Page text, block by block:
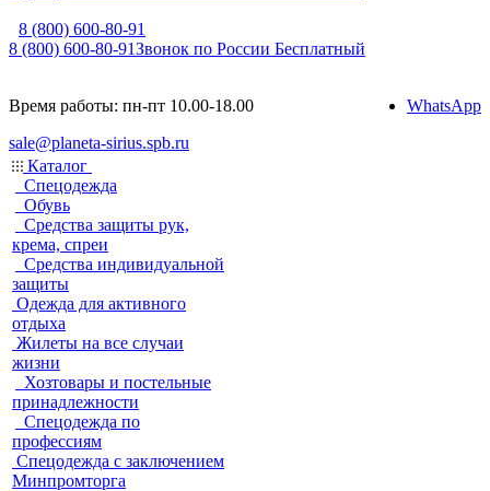
8 (800) 600-80-91
8 (800) 600-80-91Звонок по России Бесплатный
Время работы: пн-пт 10.00-18.00
sale@planeta-sirius.spb.ru
WhatsApp
Каталог
Спецодежда
Обувь
Средства защиты рук,
крема, спреи
Средства индивидуальной
защиты
Одежда для активного
отдыха
Жилеты на все случаи
жизни
Хозтовары и постельные
принадлежности
Спецодежда по
профессиям
Спецодежда с заключением
Минпромторга